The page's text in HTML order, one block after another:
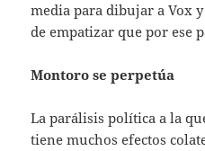
media para dibujar a Vox
de empatizar que por ese
Montoro se perpetúa
La parálisis política a la
tiene muchos efectos